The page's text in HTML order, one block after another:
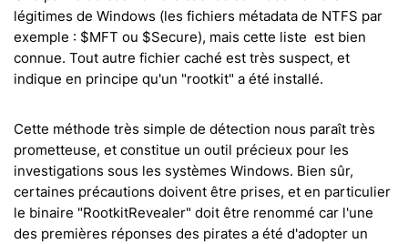
légitimes de Windows (les fichiers métadata de NTFS par
exemple : $MFT ou $Secure), mais cette liste est bien
connue. Tout autre fichier caché est très suspect, et
indique en principe qu'un "rootkit" a été installé.
Cette méthode très simple de détection nous paraît très
prometteuse, et constitue un outil précieux pour les
investigations sous les systèmes Windows. Bien sûr,
certaines précautions doivent être prises, et en particulier
le binaire "RootkitRevealer" doit être renommé car l'une
des premières réponses des pirates a été d'adopter un